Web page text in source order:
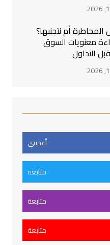
أم نتجنبها؟
معنويات السوق
التداول
أعجبني
متابعة
متابعة
متابعة